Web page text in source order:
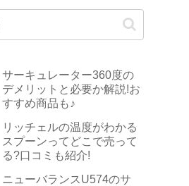
サーキュレーター360度の
デメリットと必要か解説!お
すすめ商品も♪
リッチェルの温度がわかる
スプーンってどこで売って
る?口コミも紹介!
ニューバランスU574のサ